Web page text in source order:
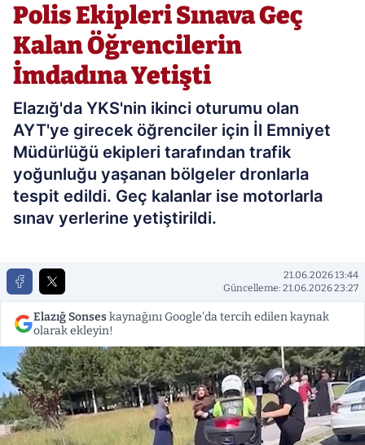
Polis Ekipleri Sınava Geç
Kalan Öğrencilerin
İmdadına Yetişti
Elazığ'da YKS'nin ikinci oturumu olan
AYT'ye girecek öğrenciler için İl Emniyet
Müdürlüğü ekipleri tarafından trafik
yoğunluğu yaşanan bölgeler dronlarla
tespit edildi. Geç kalanlar ise motorlarla
sınav yerlerine yetiştirildi.
21.06.2026 13:44
Güncelleme: 21.06.2026 23:27
Elazığ Sonseskaynağını Google'da tercih edilen kaynak
olarak ekleyin!